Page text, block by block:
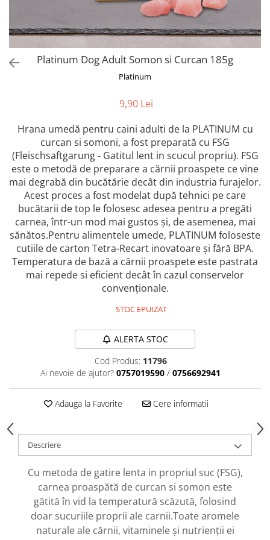
Prestige
Hrana umeda
Batoane branza Yak
Castroane si Dozatoare
Culcusuri
Custi si Genti de Transport
Diete veterinare
Hainute
Inghetata
Lemne si coarne de cerb sau
caprior
Produse Igiena si Ingrijire
Saltele cu efect de racire
Platinum Dog Adult Somon si Curcan 185g
Platinum
9,90 Lei
Hrana umedă pentru caini adulti de la PLATINUM cu
curcan si somoni, a fost preparată cu FSG
(Fleischsaftgarung - Gatitul lent in scucul propriu). FSG
este o metodă de preparare a cărnii proaspete ce vine
mai degrabă din bucătărie decât din industria furajelor.
Acest proces a fost modelat după tehnici pe care
bucătarii de top le folosesc adesea pentru a pregăti
carnea, într-un mod mai gustos și, de asemenea, mai
sănătos.Pentru alimentele umede, PLATINUM foloseste
cutiile de carton Tetra-Recart inovatoare și fără BPA.
Temperatura de bază a cărnii proaspete este pastrata
mai repede si eficient decât în ​​cazul conservelor
convenționale.
STOC EPUIZAT
ALERTA STOC
Cod Produs: 11796
Ai nevoie de ajutor? 0757019590 / 0756692941
Adauga la Favorite Cere informatii
Descriere
Cu metoda de gatire lenta in propriul suc (FSG),
carnea proaspătă de curcan si somon este
gătită în vid la temperatură scăzută, folosind
doar sucuriile proprii ale carnii.Toate aromele
naturale ale cărnii, vitaminele și nutrienții ei